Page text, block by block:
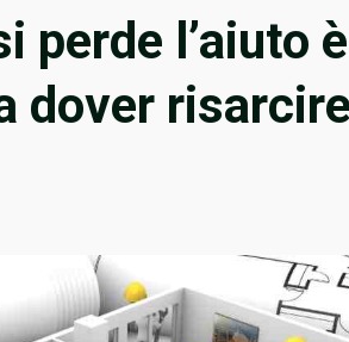
perde l’aiuto è
dover